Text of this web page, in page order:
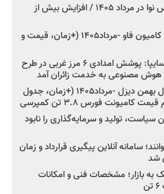
اعلام قیمت جدید پارس نوا در مرداد ۱۴۰۵ / افزایش بیش از
شروع فروش کشنده و کامیون فاو -مرداد۱۴۰۵ (+زمان، قیمت و
مدیرعامل امدادخودروسایپا: پوشش امدادی ۶ مرز غربی در طرح
شروع فروش ۸ محصول بهمن دیزل -مرداد۱۴۰۵ (+زمان، جدول
فورس ۳.۸ تن کمپرسی
تولید و سرمایه‌گذاری را نابود
سامانه آنلاین پیگیری قرارداد و زمان
شد
بازار؛ مشخصات فنی و امکانات